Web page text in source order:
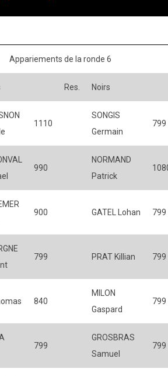
Appariements de la ronde 6
Res. Noirs
1110
SONGIS
Germain
799
990
NORMAND
Patrick
900 GATEL Lohan 799
799 PRAT Killian 799
840
MILON
Gaspard
799
799
GROSBRAS
Samuel
799